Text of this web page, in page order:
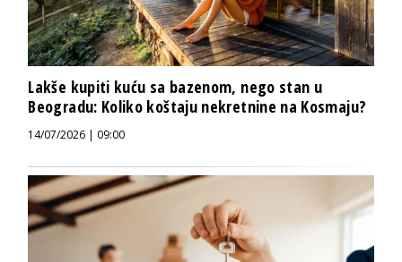
Lakše kupiti kuću sa bazenom, nego stan u
Beogradu: Koliko koštaju nekretnine na Kosmaju?
14/07/2026 | 09:00